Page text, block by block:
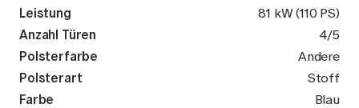
Leistung
81 kW (110 PS)
Anzahl Türen
4/5
Polsterfarbe
Andere
Polsterart
Stoff
Farbe
Blau